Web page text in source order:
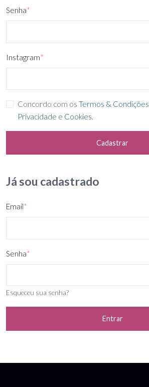
Senha*
Instagram*
Concordo com os Termos & Condições
Privacidade e Cookies.
Cadastrar
Já sou cadastrado
Email*
Senha*
Esqueceu sua senha?
Entrar